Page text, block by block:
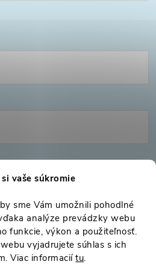
vaše súkromie
sme Vám umožnili pohodlné
analýze prevádzky webu
funkcie, výkon a použiteľnosť.
vyjadrujete súhlas s ich
Viac informaciítu.